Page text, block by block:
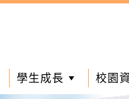
學生成長 校園